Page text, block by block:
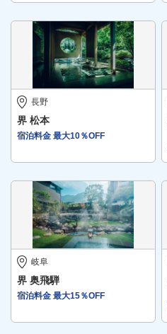
長野
界 松本
宿泊料金 最大10％OFF
岐阜
界 奥飛騨
宿泊料金 最大15％OFF